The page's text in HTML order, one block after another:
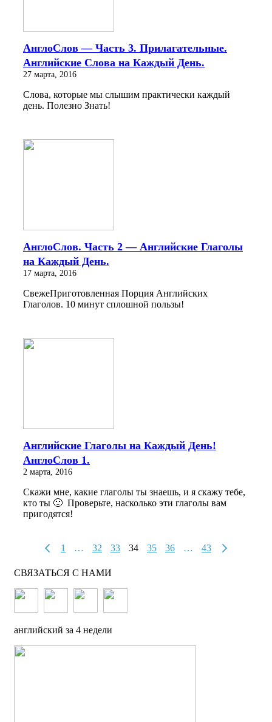
АнглоСлов — Часть 3. Прилагательные.
Английские Слова на Каждый День.
27 марта, 2016
Слова, которые мы слышим практически каждый
день. Полезно Знать!
АнглоСлов. Часть 2 — Английские Глаголы
на Каждый День.
17 марта, 2016
СвежеПриготовленная Порция Английских
Глаголов. 10 минут сплошной пользы!
Английские Глаголы на Каждый День!
АнглоСлов 1.
2 марта, 2016
Скажи мне, какие глаголы ты знаешь, и я скажу тебе,
кто ты 🙂 Проверьте, насколько эти глаголы вам
пригодятся!
1 … 32 33 34 35 36 … 43
СВЯЗАТЬСЯ С НАМИ
английский за 4 недели